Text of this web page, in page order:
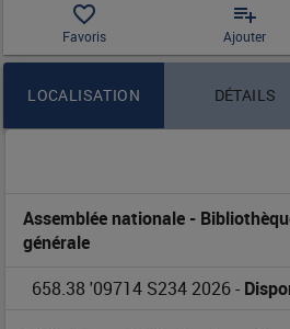
regards
critiques,
pragmatiques
interdisciplinaires
ancrés
favorite_border
Favoris
playlist_add
Ajouter
Contenu de la notice
LOCALISATION DÉTAILS
Assemblée nationale -
générale
658.38 '09714 S234 2026-